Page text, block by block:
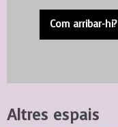
Com arribar-hi?
Altres espais